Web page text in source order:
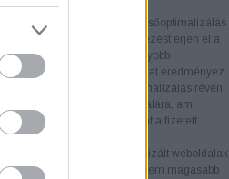
keresőmotor rangsor
A keresőoptimalizálás
weboldala magasabb helyezést érjen el a
találati listáján. Ez nagyobb
és több organikus forgalmat eredményez.
A keresőoptimalizálás révén
látogató érkezik az oldalára, ami
költséghatékonyabb, mint a fizetett
Az optimalizált weboldalak
több látogatót vonzanak, hanem magasabb